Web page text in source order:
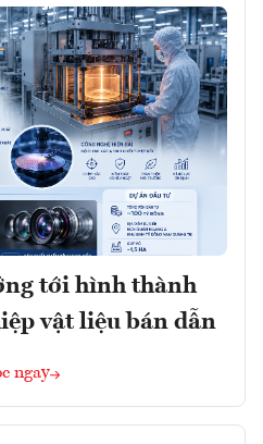
tới hình thành
vật liệu bán dẫn
ngay